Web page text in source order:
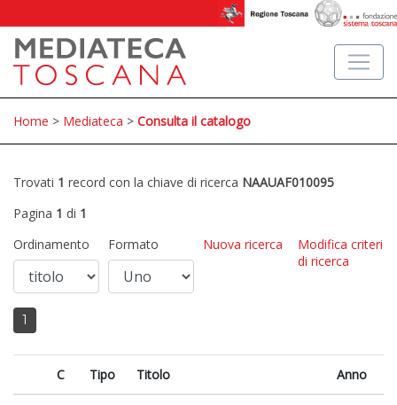
Home > Mediateca > Consulta il catalogo
Trovati 1 record con la chiave di ricerca NAAUAF010095
Pagina 1 di 1
Ordinamento
Formato Nuova ricerca
Modifica criteri
di ricerca
1
C Tipo Titolo Anno